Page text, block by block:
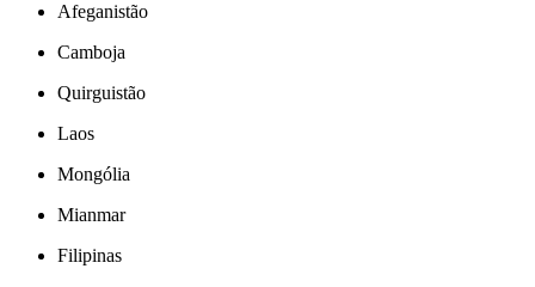
Afeganistão
Camboja
Quirguistão
Laos
Mongólia
Mianmar
Filipinas